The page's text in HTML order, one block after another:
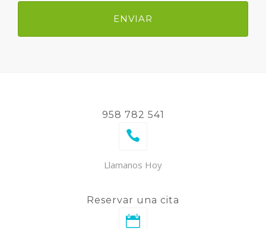
958 782 541
Llamanos Hoy
Reservar una cita